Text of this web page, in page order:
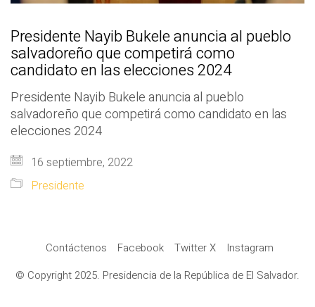
Presidente Nayib Bukele anuncia al pueblo
salvadoreño que competirá como
candidato en las elecciones 2024
Presidente Nayib Bukele anuncia al pueblo
salvadoreño que competirá como candidato en las
elecciones 2024
16 septiembre, 2022
Presidente
Contáctenos Facebook Twitter X
Instagram
© Copyright 2025. Presidencia de la República de El Salvador.